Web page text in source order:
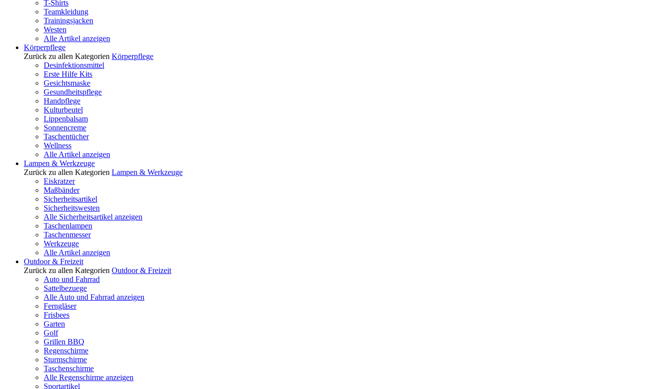
T-Shirts
Teamkleidung
Trainingsjacken
Westen
Alle Artikel anzeigen
Körperpflege
Zurück zu allen Kategorien Körperpflege
Desinfektionsmittel
Erste Hilfe Kits
Gesichtsmaske
Gesundheitspflege
Handpflege
Kulturbeutel
Lippenbalsam
Sonnencreme
Taschentücher
Wellness
Alle Artikel anzeigen
Lampen & Werkzeuge
Zurück zu allen Kategorien Lampen & Werkzeuge
Eiskratzer
Maßbänder
Sicherheitsartikel
Sicherheitswesten
Alle Sicherheitsartikel anzeigen
Taschenlampen
Taschenmesser
Werkzeuge
Alle Artikel anzeigen
Outdoor & Freizeit
Zurück zu allen Kategorien Outdoor & Freizeit
Auto und Fahrrad
Sattelbezuege
Alle Auto und Fahrrad anzeigen
Ferngläser
Frisbees
Garten
Golf
Grillen BBQ
Regenschirme
Sturmschirme
Taschenschirme
Alle Regenschirme anzeigen
Sportartikel